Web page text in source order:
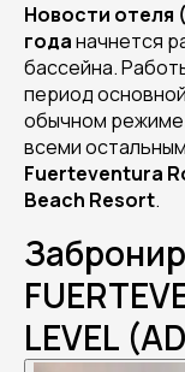
Новости отеля
годаначнется
бассейна.
период
обычном
всеми
Fuerteventura
Beach Resort.
LEVEL